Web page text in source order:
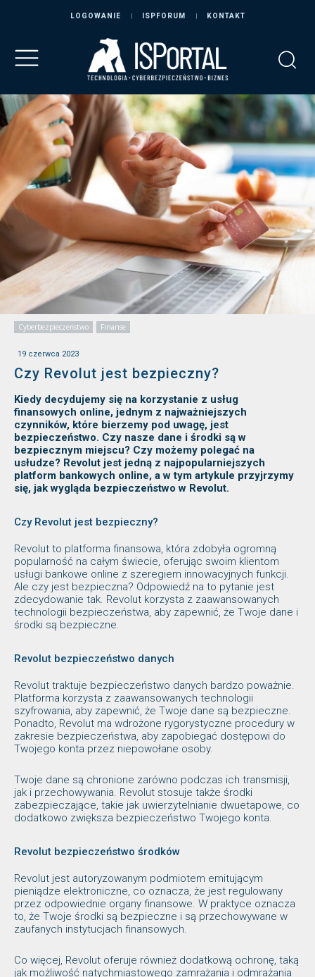
LOGOWANIE ISPFORUM KONTAKT
Cyberbezpieczeństwo Finanse
19 czerwca 2023
Czy Revolut jest bezpieczny?
Kiedy decydujemy się na korzystanie z usług
finansowych online, jednym z najważniejszych
czynników, które bierzemy pod uwagę, jest
bezpieczeństwo. Czy nasze dane i środki są w
bezpiecznym miejscu? Czy możemy polegać na
usłudze? Revolut jest jedną z najpopularniejszych
platform bankowych online, a w tym artykule przyjrzymy
się, jak wygląda bezpieczeństwo w Revolut.
Czy Revolut jest bezpieczny?
Revolut to platforma finansowa, która zdobyła ogromną
popularność na całym świecie, oferując swoim klientom
usługi bankowe online z szeregiem innowacyjnych funkcji.
Ale czy jest bezpieczna? Odpowiedź na to pytanie jest
zdecydowanie tak. Revolut korzysta z zaawansowanych
technologii bezpieczeństwa, aby zapewnić, że Twoje dane i
środki są bezpieczne.
Revolut bezpieczeństwo danych
Revolut traktuje bezpieczeństwo danych bardzo poważnie.
Platforma korzysta z zaawansowanych technologii
szyfrowania, aby zapewnić, że Twoje dane są bezpieczne.
Ponadto, Revolut ma wdrożone rygorystyczne procedury w
zakresie bezpieczeństwa, aby zapobiegać dostępowi do
Twojego konta przez niepowołane osoby.
Twoje dane są chronione zarówno podczas ich transmisji,
jak i przechowywania. Revolut stosuje także środki
zabezpieczające, takie jak uwierzytelnianie dwuetapowe, co
dodatkowo zwiększa bezpieczeństwo Twojego konta.
Revolut bezpieczeństwo środków
Revolut jest autoryzowanym podmiotem emitującym
pieniądze elektroniczne, co oznacza, że jest regulowany
przez odpowiednie organy finansowe. W praktyce oznacza
to, że Twoje środki są bezpieczne i są przechowywane w
zaufanych instytucjach finansowych.
Co więcej, Revolut oferuje również dodatkową ochronę, taką
jak możliwość natychmiastowego zamrażania i odmrażania